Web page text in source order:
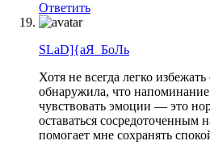
Ответить
SLaD]{aЯ_БоЛь
Хотя не всегда легко
обнаружила, что напоминание
чувствовать эмоции — это
оставаться сосредоточенным
помогает мне сохранять